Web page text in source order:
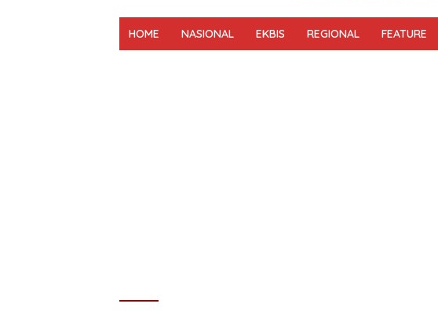
HOME NASIONAL EKBIS REGIONAL FEATURE